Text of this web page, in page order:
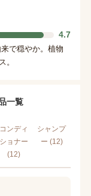
4.7
で穏やか。植物
。
一覧
コンディ
ショナー
(12)
シャンプ
ー (12)